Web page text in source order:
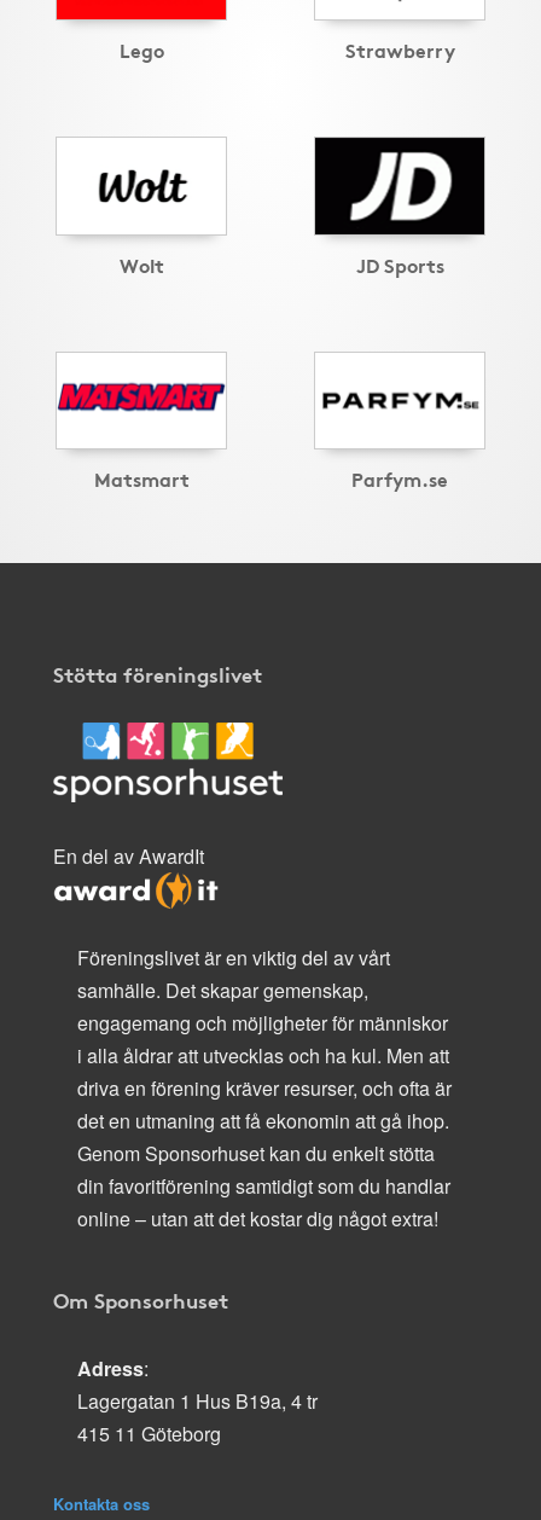
Lego Strawberry
Wolt JD Sports
Matsmart Parfym.se
Stötta föreningslivet
En del av AwardIt
Föreningslivet är en viktig del av vårt
samhälle. Det skapar gemenskap,
engagemang och möjligheter för människor
i alla åldrar att utvecklas och ha kul. Men att
driva en förening kräver resurser, och ofta är
det en utmaning att få ekonomin att gå ihop.
Genom Sponsorhuset kan du enkelt stötta
din favoritförening samtidigt som du handlar
online – utan att det kostar dig något extra!
Om Sponsorhuset
Adress:
Lagergatan 1 Hus B19a, 4 tr
415 11 Göteborg
Kontakta oss